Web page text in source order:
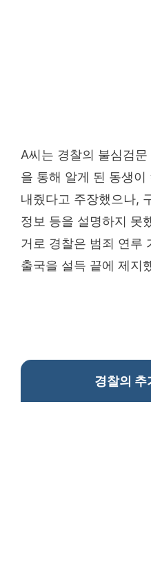
A씨는 경찰의 불심검
을 통해 알게 된 동생이
내줬다고 주장했으나,
정보 등을 설명하지 못
거로 경찰은 범죄 연루
출국을 설득 끝에 제지
경찰의 추